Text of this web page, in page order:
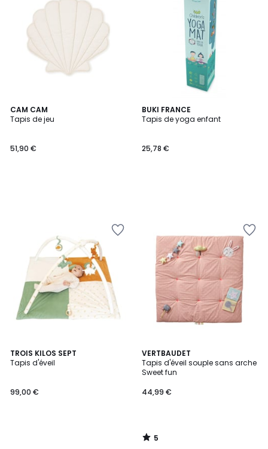
CAM CAM
Tapis de jeu
51,90 €
BUKI FRANCE
Tapis de yoga enfant
25,78 €
TROIS KILOS SEPT
Tapis d'éveil
99,00 €
VERTBAUDET
Tapis d'éveil souple sans arche
Sweet fun
44,99 €
5
/
5
5
/